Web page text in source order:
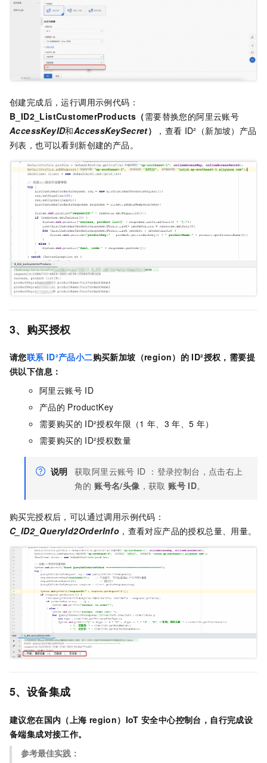
创建完成后，运行调用示例代码：
B_ID2_ListCustomerProducts（需要替换您的阿里云账号
AccessKeyID和AccessKeySecret） ，查看 ID²（新加坡）产品
列表，也可以看到新创建的产品。
3、购买授权
请您联系 ID²产品小二购买新加坡（region）的 ID²授权，需要提
供以下信息：
阿里云账号 ID
产品的 ProductKey
需要购买的 ID²授权年限（1 年、3 年、5 年）
需要购买的 ID²授权数量
说明 获取阿里云账号 ID ：登录控制台，点击右上
角的 账号名/头像 ，获取 账号 ID。
购买完授权后，可以通过调用示例代码：
C_ID2_QueryId2OrderInfo ，查看对应产品的授权总量、用量。
5、设备集成
建议您在国内（上海 region）IoT 安全中心控制台，自行完成设
备端集成对接工作。
参考最佳实践：